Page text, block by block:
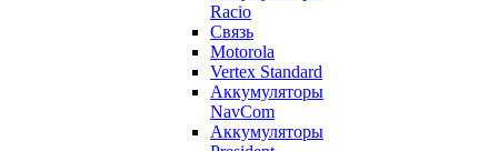
Racio
Связь
Motorola
Vertex Standard
Аккумуляторы
NavCom
Аккумуляторы